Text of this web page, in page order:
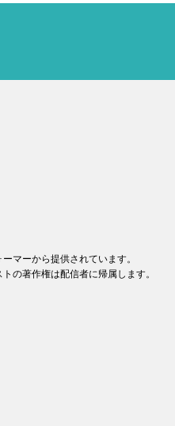
マーから提供されています。
の著作権は配信者に帰属します。